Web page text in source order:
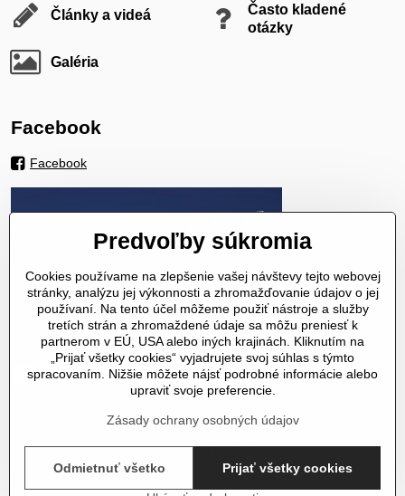
Články a videá
Často kladené
otázky
Galéria
Facebook
Facebook
©2026Copyright
Predvoľby súkromiaZásady ochrany osobných údajov
Stav objednávky
Predvoľby súkromia
Cookies používame na zlepšenie vašej návštevy tejto webovej
stránky, analýzu jej výkonnosti a zhromažďovanie údajov o jej
používaní. Na tento účel môžeme použiť nástroje a služby
tretích strán a zhromaždené údaje sa môžu preniesť k
partnerom v EÚ, USA alebo iných krajinách. Kliknutím na
„Prijať všetky cookies“ vyjadrujete svoj súhlas s týmto
spracovaním. Nižšie môžete nájsť podrobné informácie alebo
upraviť svoje preferencie.
Zásady ochrany osobných údajov
Prijať všetky cookies
Odmietnuť všetko